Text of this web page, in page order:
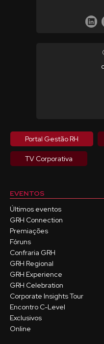
Portal Gestão RH
TV Corporativa
EVENTOS
Últimos eventos
GRH Connection
Premiações
Fóruns
Confraria GRH
GRH Regional
GRH Experience
GRH Celebration
Corporate Insights Tour
Encontro C-Level
Exclusivos
Online